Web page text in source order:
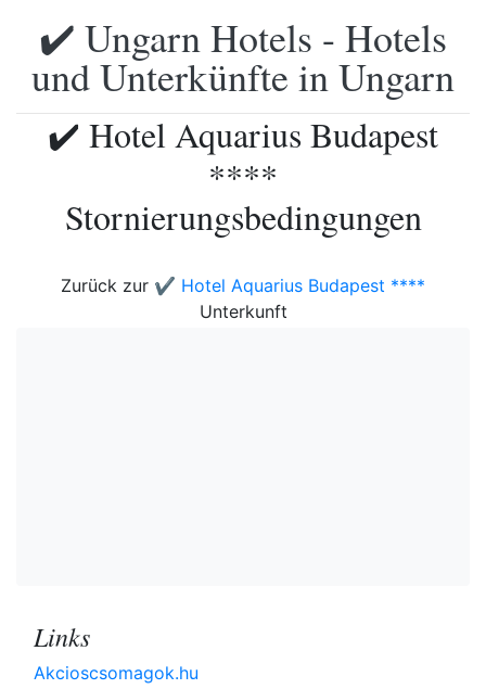
✔️ Ungarn Hotels - Hotels
und Unterkünfte in Ungarn
✔️ Hotel Aquarius Budapest
****
Stornierungsbedingungen
Zurück zur ✔️ Hotel Aquarius Budapest ****
Unterkunft
Links
Akcioscsomagok.hu